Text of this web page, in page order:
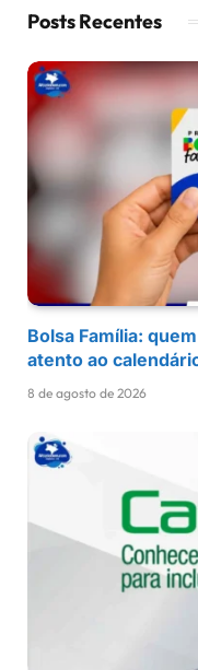
Posts Recentes
Bolsa Família:
atento ao
8 de agosto de 2026